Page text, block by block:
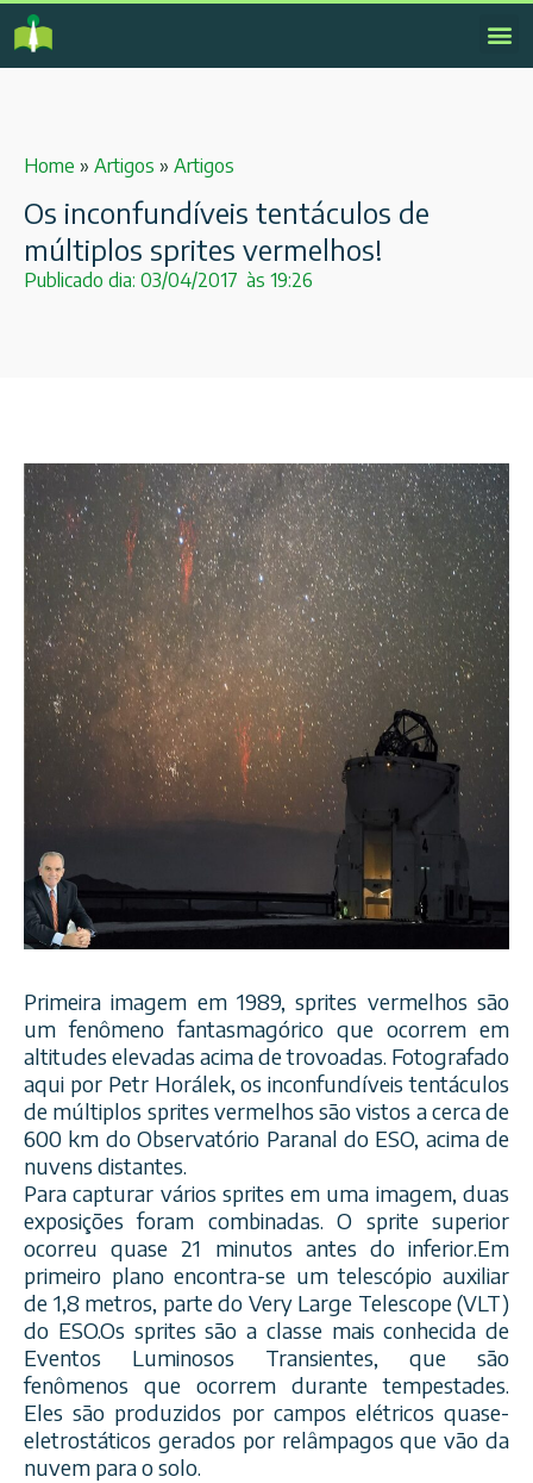
Home » Artigos » Artigos
Os inconfundíveis tentáculos de
múltiplos sprites vermelhos!
Publicado dia: 03/04/2017 às 19:26
Primeira imagem em 1989, sprites vermelhos são
um fenômeno fantasmagórico que ocorrem em
altitudes elevadas acima de trovoadas. Fotografado
aqui por Petr Horálek, os inconfundíveis tentáculos
de múltiplos sprites vermelhos são vistos a cerca de
600 km do Observatório Paranal do ESO, acima de
nuvens distantes.
Para capturar vários sprites em uma imagem, duas
exposições foram combinadas. O sprite superior
ocorreu quase 21 minutos antes do inferior.Em
primeiro plano encontra-se um telescópio auxiliar
de 1,8 metros, parte do Very Large Telescope (VLT)
do ESO.Os sprites são a classe mais conhecida de
Eventos Luminosos Transientes, que são
fenômenos que ocorrem durante tempestades.
Eles são produzidos por campos elétricos quase-
eletrostáticos gerados por relâmpagos que vão da
nuvem para o solo.